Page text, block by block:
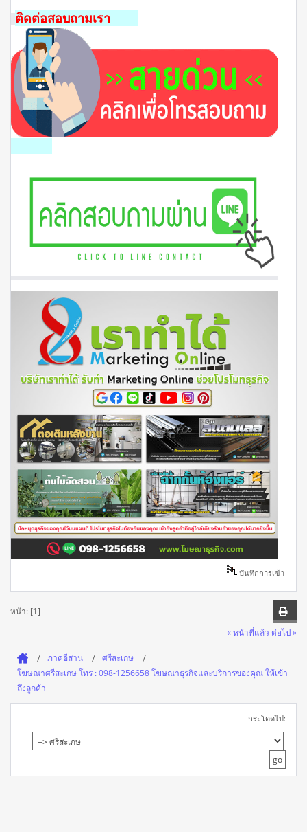
ติดต่อสอบถามเรา
บันทึกการเข้า
หน้า: [1]
« หน้าที่แล้ว ต่อไป »
ภาคอีสาน
ศรีสะเกษ
โฆษณาศรีสะเกษ โทร : 098-1256658 โฆษณาธุรกิจและบริการของคุณ ให้เข้า
ถึงลูกค้า
กระโดดไป: